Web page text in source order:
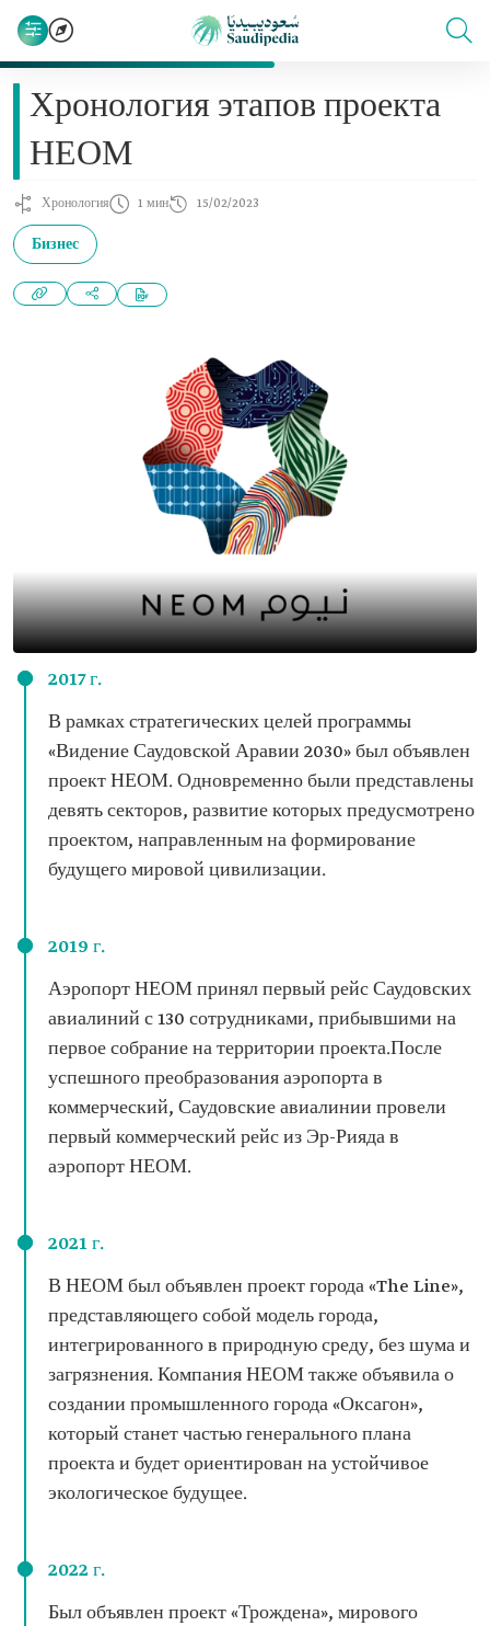
Хронология этапов проекта
НЕОМ
Хронология 1 мин 15/02/2023
Бизнес
2017 г.
В рамках стратегических целей программы
«Видение Саудовской Аравии 2030» был объявлен
проект НЕОМ. Одновременно были представлены
девять секторов, развитие которых предусмотрено
проектом, направленным на формирование
будущего мировой цивилизации.
2019 г.
Аэропорт НЕОМ принял первый рейс Саудовских
авиалиний с 130 сотрудниками, прибывшими на
первое собрание на территории проекта.После
успешного преобразования аэропорта в
коммерческий, Саудовские авиалинии провели
первый коммерческий рейс из Эр-Рияда в
аэропорт НЕОМ.
2021 г.
В НЕОМ был объявлен проект города «The Line»,
представляющего собой модель города,
интегрированного в природную среду, без шума и
загрязнения. Компания НЕОМ также объявила о
создании промышленного города «Оксагон»,
который станет частью генерального плана
проекта и будет ориентирован на устойчивое
экологическое будущее.
2022 г.
Был объявлен проект «Трождена», мирового